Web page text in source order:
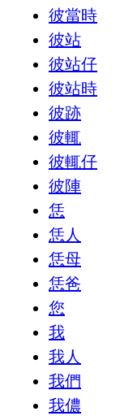
彼當時
彼站
彼站仔
彼站時
彼跡
彼輒
彼輒仔
彼陣
恁
恁人
恁母
恁爸
您
我
我人
我們
我儂